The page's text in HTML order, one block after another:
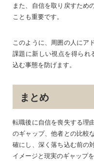
また、自信を取り戻すため
ことも重要です。
このように、周囲の人にア
課題に新しい視点を得られ
込む事態を防げます。
まとめ
転職後に自信を喪失する理
のギャップ、他者との比較
確にし、深く落ち込む前の
イメージと現実のギャップ